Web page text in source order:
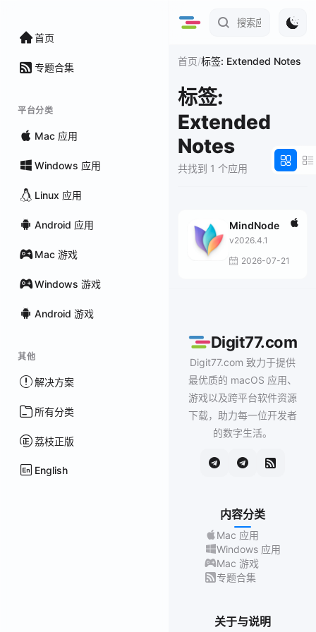
首页
专题合集
平台分类
Mac 应用
Windows 应用
Linux 应用
Android 应用
Mac 游戏
Windows 游戏
Android 游戏
其他
解决方案
所有分类
荔枝正版
English
首页/标签: Extended Notes
标签:
Extended
Notes
共找到 1 个应用
MindNode
v2026.4.1
2026-07-21
Digit77.com
Digit77.com 致力于提供
最优质的 macOS 应用、
游戏以及跨平台软件资源
下载，助力每一位开发者
的数字生活。
内容分类
Mac 应用
Windows 应用
Mac 游戏
专题合集
关于与说明